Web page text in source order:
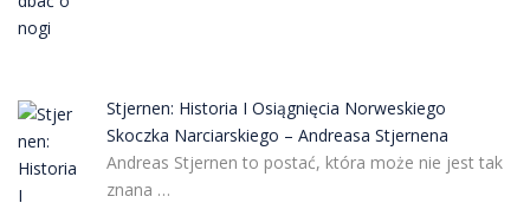
Stjernen: Historia I Osiągnięcia Norweskiego
Skoczka Narciarskiego – Andreasa Stjernena
Andreas Stjernen to postać, która może nie jest tak
znana …